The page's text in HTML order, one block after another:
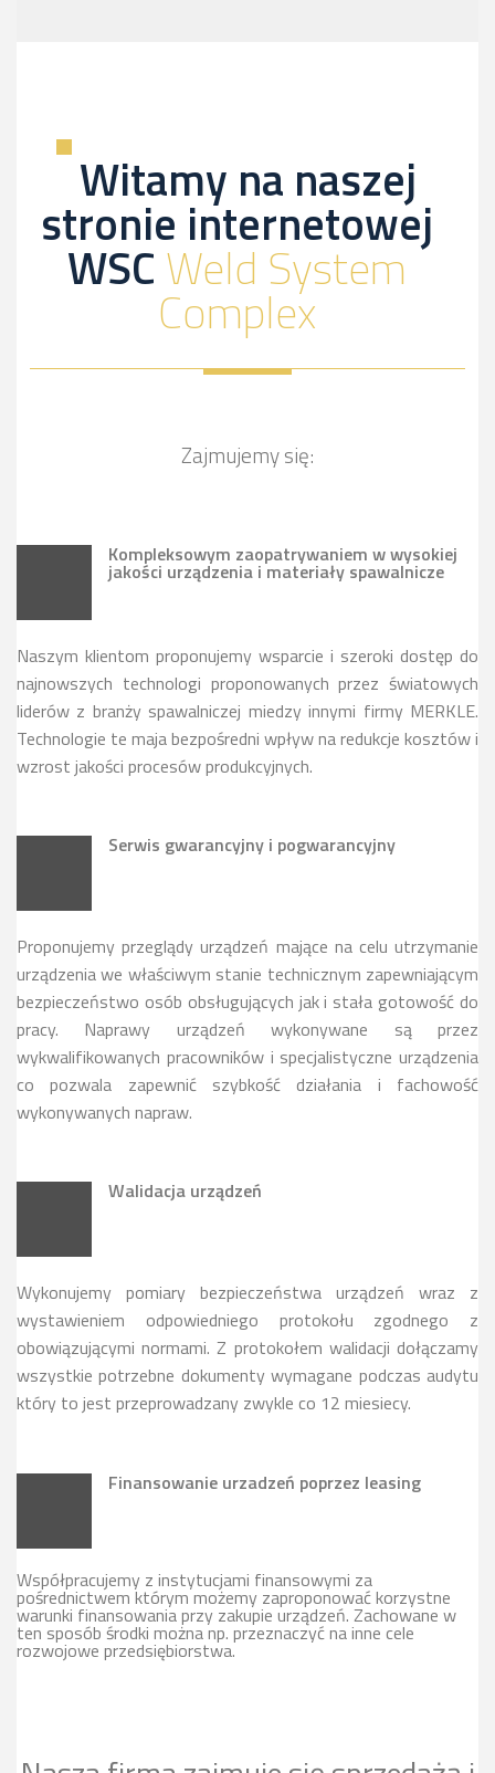
Witamy na naszej
stronie internetowej
WSCWeld System
Complex
Zajmujemy się:
Kompleksowym zaopatrywaniem w wysokiej
jakości urządzenia i materiały spawalnicze
Naszym klientom proponujemy wsparcie i szeroki dostęp do
najnowszych technologi proponowanych przez światowych
liderów z branży spawalniczej miedzy innymi firmy MERKLE.
Technologie te maja bezpośredni wpływ na redukcje kosztów i
wzrost jakości procesów produkcyjnych.
Serwis gwarancyjny i pogwarancyjny
Proponujemy przeglądy urządzeń mające na celu utrzymanie
urządzenia we właściwym stanie technicznym zapewniającym
bezpieczeństwo osób obsługujących jak i stała gotowość do
pracy. Naprawy urządzeń wykonywane są przez
wykwalifikowanych pracowników i specjalistyczne urządzenia
co pozwala zapewnić szybkość działania i fachowość
wykonywanych napraw.
Walidacja urządzeń
Wykonujemy pomiary bezpieczeństwa urządzeń wraz z
wystawieniem odpowiedniego protokołu zgodnego z
obowiązującymi normami. Z protokołem walidacji dołączamy
wszystkie potrzebne dokumenty wymagane podczas audytu
który to jest przeprowadzany zwykle co 12 miesiecy.
Finansowanie urzadzeń poprzez leasing
Współpracujemy z instytucjami finansowymi za
pośrednictwem którym możemy zaproponować korzystne
warunki finansowania przy zakupie urządzeń. Zachowane w
ten sposób środki można np. przeznaczyć na inne cele
rozwojowe przedsiębiorstwa.